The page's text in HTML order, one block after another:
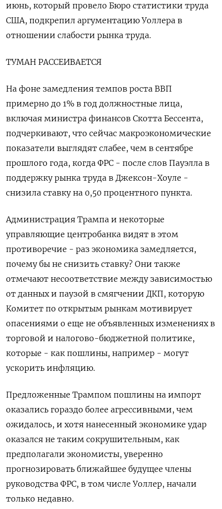
июнь, который провело Бюро статистики труда
США, подкрепил аргументацию Уоллера в
отношении слабости рынка труда.
ТУМАН РАССЕИВАЕТСЯ
На фоне замедления темпов роста ВВП
примерно до 1% в год должностные лица,
включая министра финансов Скотта Бессента,
подчеркивают, что сейчас макроэкономические
показатели выглядят слабее, чем в сентябре
прошлого года, когда ФРС - после слов Пауэлла в
поддержку рынка труда в Джексон-Хоуле -
снизила ставку на 0,50 процентного пункта.
Администрация Трампа и некоторые
управляющие центробанка видят в этом
противоречие - раз экономика замедляется,
почему бы не снизить ставку? Они также
отмечают несоответствие между зависимостью
от данных и паузой в смягчении ДКП, которую
Комитет по открытым рынкам мотивирует
опасениями о еще не объявленных изменениях в
торговой и налогово-бюджетной политике,
которые - как пошлины, например - могут
ускорить инфляцию.
Предложенные Трампом пошлины на импорт
оказались гораздо более агрессивными, чем
ожидалось, и хотя нанесенный экономике удар
оказался не таким сокрушительным, как
предполагали экономисты, уверенно
прогнозировать ближайшее будущее члены
руководства ФРС, в том числе Уоллер, начали
только недавно.